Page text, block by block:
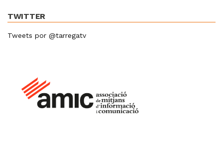
TWITTER
Tweets por @tarregatv